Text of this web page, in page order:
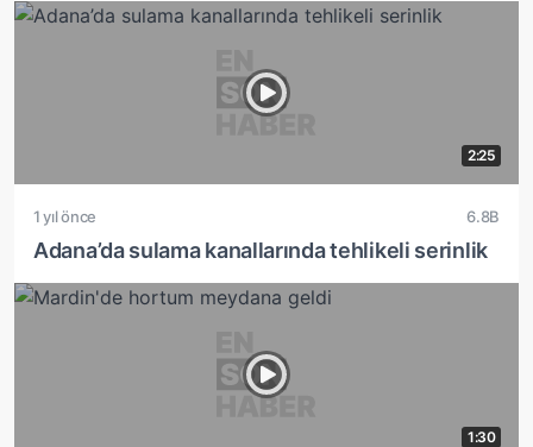
2:25
1 yıl önce 6.8B
Adana’da sulama kanallarında tehlikeli serinlik
1:30